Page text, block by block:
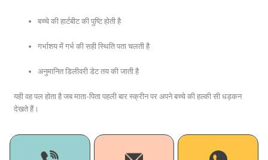
बच्चे की हार्टबीट की पुष्टि होती है
गर्भाशय में गर्भ की सही स्थिति पता चलती है
अनुमानित डिलीवरी डेट तय की जाती है
यही वह पल होता है जब माता-पिता पहली बार स्क्रीन पर अपने बच्चे की हल्की सी धड़कन
देखते हैं।